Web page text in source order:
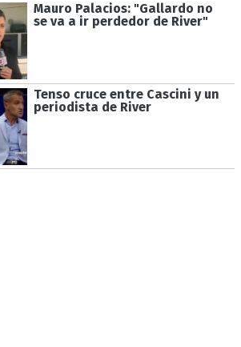
Mauro Palacios: "Gallardo no
se va a ir perdedor de River"
Tenso cruce entre Cascini y un
periodista de River